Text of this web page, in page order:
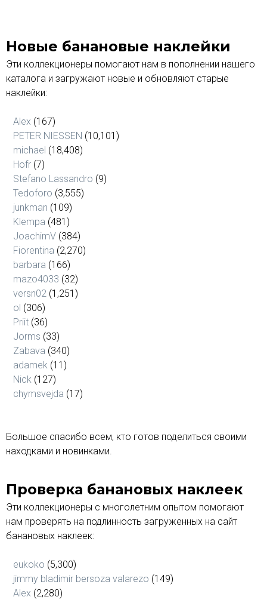
Новые банановые наклейки
Эти коллекционеры помогают нам в пополнении нашего
каталога и загружают новые и обновляют старые
наклейки:
Alex (167)
PETER NIESSEN (10,101)
michael (18,408)
Hofr (7)
Stefano Lassandro (9)
Tedoforo (3,555)
junkman (109)
Klempa (481)
JoachimV (384)
Fiorentina (2,270)
barbara (166)
mazo4033 (32)
versn02 (1,251)
ol (306)
Priit (36)
Jorms (33)
Zabava (340)
adamek (11)
Nick (127)
chymsvejda (17)
Большое спасибо всем, кто готов поделиться своими
находками и новинками.
Проверка банановых наклеек
Эти коллекционеры с многолетним опытом помогают
нам проверять на подлинность загруженных на сайт
банановых наклеек:
eukoko (5,300)
jimmy bladimir bersoza valarezo (149)
Alex (2,280)